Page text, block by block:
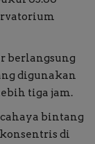
berlangsung
digunakan
tiga jam.
bintang
di